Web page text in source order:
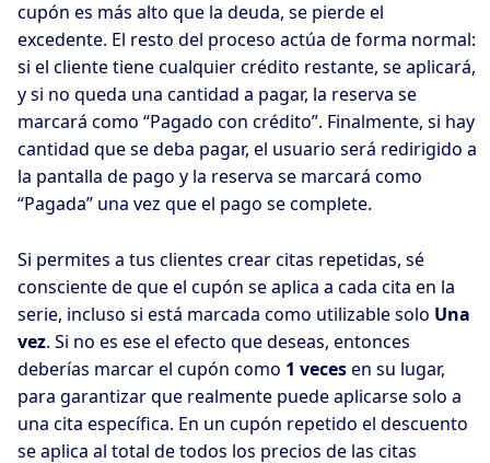
cupón es más alto que la deuda, se pierde el
excedente. El resto del proceso actúa de forma normal:
si el cliente tiene cualquier crédito restante, se aplicará,
y si no queda una cantidad a pagar, la reserva se
marcará como “Pagado con crédito”. Finalmente, si hay
cantidad que se deba pagar, el usuario será redirigido a
la pantalla de pago y la reserva se marcará como
“Pagada” una vez que el pago se complete.
Si permites a tus clientes crear citas repetidas, sé
consciente de que el cupón se aplica a cada cita en la
serie, incluso si está marcada como utilizable solo Una
vez. Si no es ese el efecto que deseas, entonces
deberías marcar el cupón como 1 vecesen su lugar,
para garantizar que realmente puede aplicarse solo a
una cita específica. En un cupón repetido el descuento
se aplica al total de todos los precios de las citas